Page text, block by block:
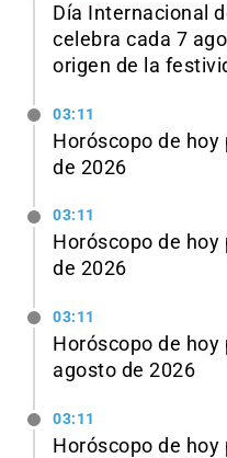
Día Internacional
celebra cada 7
origen de la
03:11
Horóscopo de hoy
de 2026
03:11
Horóscopo de
de 2026
03:11
Horóscopo de
agosto de 2026
03:11
Horóscopo de